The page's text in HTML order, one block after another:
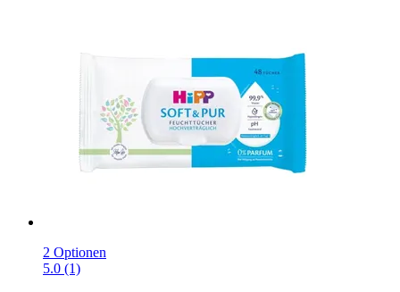
2 Optionen
5.0 (1)